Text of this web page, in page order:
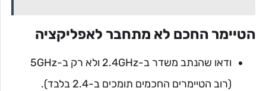
הטיימר החכם לא מתחבר לאפליקציה
ודאו שהנתב משדר ב-2.4GHz ולא רק ב-5GHz
(רוב הטיימרים החכמים תומכים ב-2.4 בלבד).